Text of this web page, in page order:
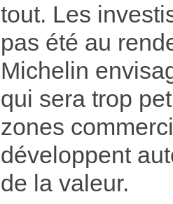
tout. Les
pas été au
Michelin
qui sera trop
zones
développent
de la valeur.